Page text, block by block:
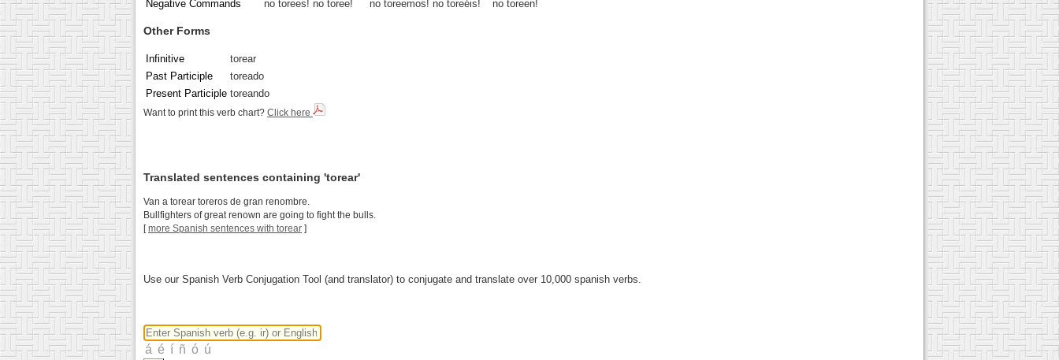
Negative Commands
no torees! no toree! no toreemos! no toreéis! no toreen!
Other Forms
Infinitive
torear
Past Participle
toreado
Present Participle toreando
Want to print this verb chart? Click here
Translated sentences containing 'torear'
Van a torear toreros de gran renombre.
Bullfighters of great renown are going to fight the bulls.
[more Spanish sentences with torear ]
Use our Spanish Verb Conjugation Tool (and translator) to conjugate and translate over 10,000 spanish verbs.